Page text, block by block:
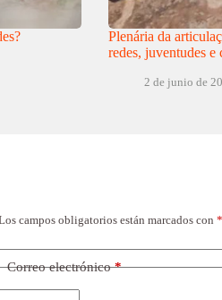
Plenária da
redes, juventudes
2 de junio de
campos obligatorios están marcados con *
Correo electrónico*